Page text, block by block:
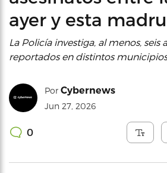
ayer y esta
La Policía investiga, al menos, seis
reportados en distintos
Por Cybernews
Jun 27, 2026
0